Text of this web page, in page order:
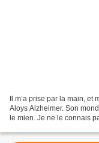
Il m’a prise par la main,
Aloys Alzheimer. Son
le mien. Je ne le connais